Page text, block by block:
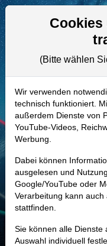
A0ERTZ |
Aktie
Realtime-Aktienkurs:
- - -
-
Marktkapitalisierung
Unternehmenswert
Umsatz
Cookies
(Bitte wählen
Wir verwenden
technisch funktioniert.
außerdem Dienste von
YouTube-Videos,
Werbung.
Dabei können
ausgelesen und
Google/YouTube oder
Verarbeitung kann
stattfinden.
Sie können alle Dienste
Auswahl individuell